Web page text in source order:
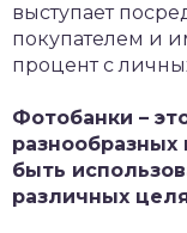
выступает
покупателем и
процент с
Фотобанки –
быть
различных